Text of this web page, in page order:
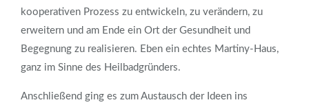
kooperativen Prozess zu entwickeln, zu verändern, zu
erweitern und am Ende ein Ort der Gesundheit und
Begegnung zu realisieren. Eben ein echtes Martiny-Haus,
ganz im Sinne des Heilbadgründers.
Anschließend ging es zum Austausch der Ideen ins